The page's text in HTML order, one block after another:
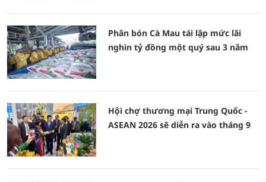
Phân bón Cà Mau tái lập mức lãi
nghìn tỷ đồng một quý sau 3 năm
Hội chợ thương mại Trung Quốc -
ASEAN 2026 sẽ diễn ra vào tháng 9